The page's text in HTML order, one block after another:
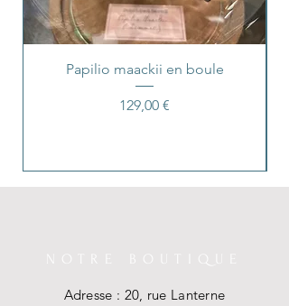
Papilio maackii en boule
Prix
129,00 €
NOTRE BOUTIQUE
Adresse : 20, rue Lanterne